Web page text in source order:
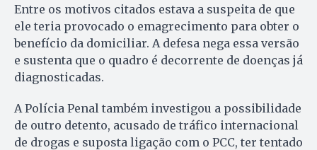
Entre os motivos citados estava a suspeita de que
ele teria provocado o emagrecimento para obter o
benefício da domiciliar. A defesa nega essa versão
e sustenta que o quadro é decorrente de doenças já
diagnosticadas.
A Polícia Penal também investigou a possibilidade
de outro detento, acusado de tráfico internacional
de drogas e suposta ligação com o PCC, ter tentado